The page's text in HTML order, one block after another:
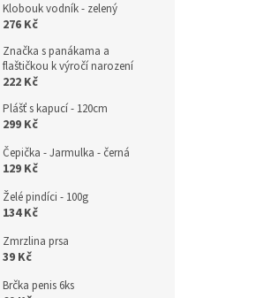
Klobouk vodník - zelený
276 Kč
Značka s panákama a
flaštičkou k výročí narození
222 Kč
Plášť s kapucí - 120cm
299 Kč
Čepička - Jarmulka - černá
129 Kč
Želé pindíci - 100g
134 Kč
Zmrzlina prsa
39 Kč
Brčka penis 6ks